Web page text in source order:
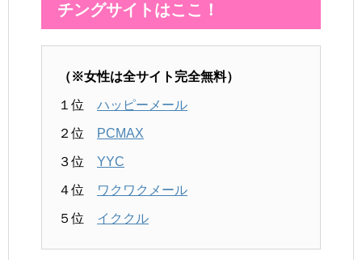
チングサイトはここ！
（※女性は全サイト完全無料）
１位 ハッピーメール
２位 PCMAX
３位 YYC
４位 ワクワクメール
５位 イククル